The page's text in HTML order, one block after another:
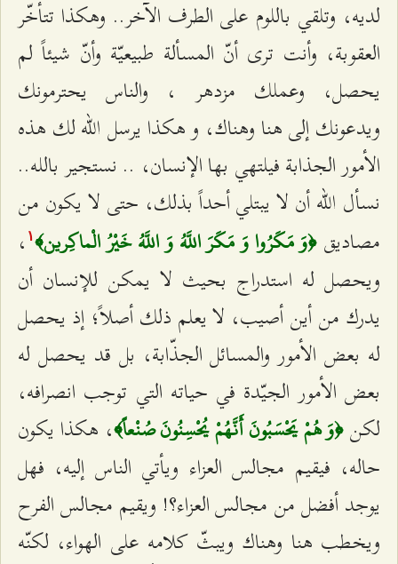
لديه، وتلقي باللوم على الطرف الآخر.. وهكذا تتأخّر
العقوبة، وأنت ترى أنّ المسألة طبيعيّة وأنّ شيئاً لم
يحصل، وعملك مزدهر ، والناس يحترمونك
ويدعونك إلى هنا وهناك، و هكذا يرسل الله لك هذه
الأمور الجذابة فيلتهي بها الإنسان، .. نستجير بالله..
نسأل الله أن لا يبتلي أحداً بذلك، حتى لا يكون من
مصاديق﴿وَ مَكَرُوا وَ مَكَرَ اللَّهُ وَ اللَّهُ خَيْرُ الْماكِرين‌﴾۱ ،
ويحصل له استدراج بحيث لا يمكن للإنسان أن
يدرك من أين أصيب، لا يعلم ذلك أصلاً؛ إذ يحصل
له بعض الأمور والمسائل الجذّابة، بل قد يحصل له
بعض الأمور الجيّدة في حياته التي توجب انصرافه،
لكن﴿وَ هُمْ يَحْسَبُونَ أَنَّهُمْ يُحْسِنُونَ صُنْعاً﴾، هكذا يكون
حاله، فيقيم مجالس العزاء ويأتي الناس إليه، فهل
يوجد أفضل من مجالس العزاء؟! ويقيم مجالس الفرح
ويخطب هنا وهناك ويبثّ كلامه على الهواء، لكنّه